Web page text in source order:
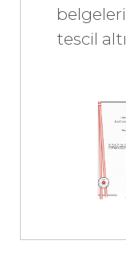
belgeleri
tescil